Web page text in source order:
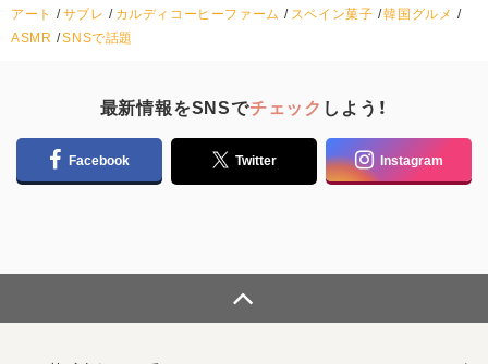
アート
サブレ カルディコーヒーファーム スペイン菓子 韓国グルメ
ASMR
SNSで話題
最新情報をSNSでチェック しよう！
Facebook Twitter Instagram